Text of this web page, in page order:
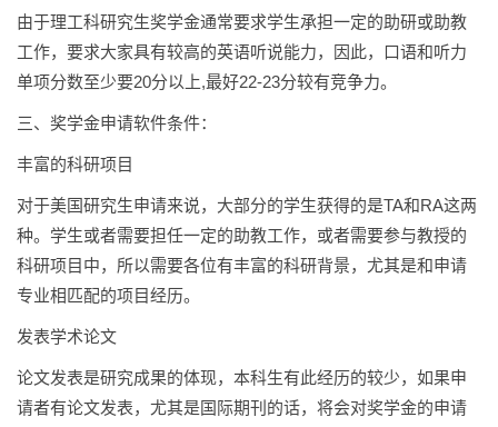
由于理工科研究生奖学金通常要求学生承担一定的助研或助教
工作，要求大家具有较高的英语听说能力，因此，口语和听力
单项分数至少要20分以上,最好22-23分较有竞争力。
三、奖学金申请软件条件：
丰富的科研项目
对于美国研究生申请来说，大部分的学生获得的是TA和RA这两
种。学生或者需要担任一定的助教工作，或者需要参与教授的
科研项目中，所以需要各位有丰富的科研背景，尤其是和申请
专业相匹配的项目经历。
发表学术论文
论文发表是研究成果的体现，本科生有此经历的较少，如果申
请者有论文发表，尤其是国际期刊的话，将会对奖学金的申请